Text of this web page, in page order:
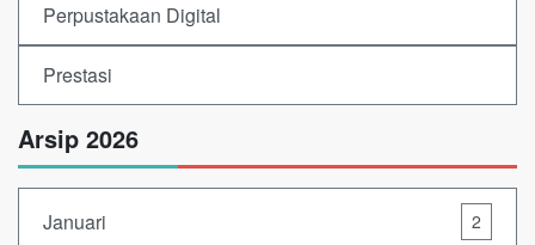
Perpustakaan Digital
Prestasi
Arsip 2026
Januari 2